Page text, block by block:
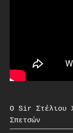
O Sir Στέλιου
Σπετσών